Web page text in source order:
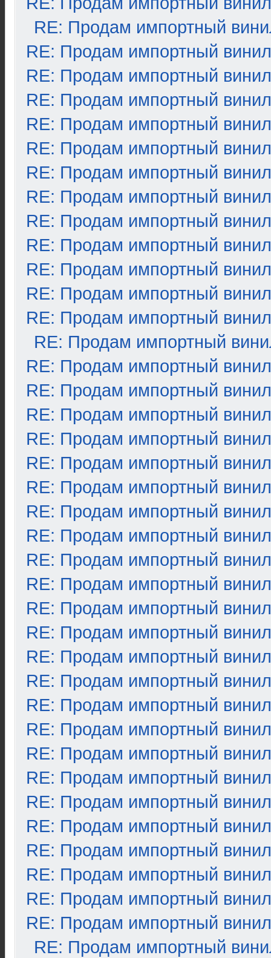
RE: Продам импортный
RE: Продам импортный винил
RE: Продам импортный винил
RE: Продам импортный винил
RE: Продам импортный винил
RE: Продам импортный винил
RE: Продам импортный винил
RE: Продам импортный винил
RE: Продам импортный винил
RE: Продам импортный винил
RE: Продам импортный винил
RE: Продам импортный винил
RE: Продам импортный винил
RE: Продам импортный
RE: Продам импортный винил
RE: Продам импортный винил
RE: Продам импортный винил
RE: Продам импортный винил
RE: Продам импортный винил
RE: Продам импортный винил
RE: Продам импортный винил
RE: Продам импортный винил
RE: Продам импортный винил
RE: Продам импортный винил
RE: Продам импортный винил
RE: Продам импортный винил
RE: Продам импортный винил
RE: Продам импортный винил
RE: Продам импортный винил
RE: Продам импортный винил
RE: Продам импортный винил
RE: Продам импортный винил
RE: Продам импортный винил
RE: Продам импортный винил
RE: Продам импортный винил
RE: Продам импортный винил
RE: Продам импортный винил
RE: Продам импортный винил
RE: Продам импортный